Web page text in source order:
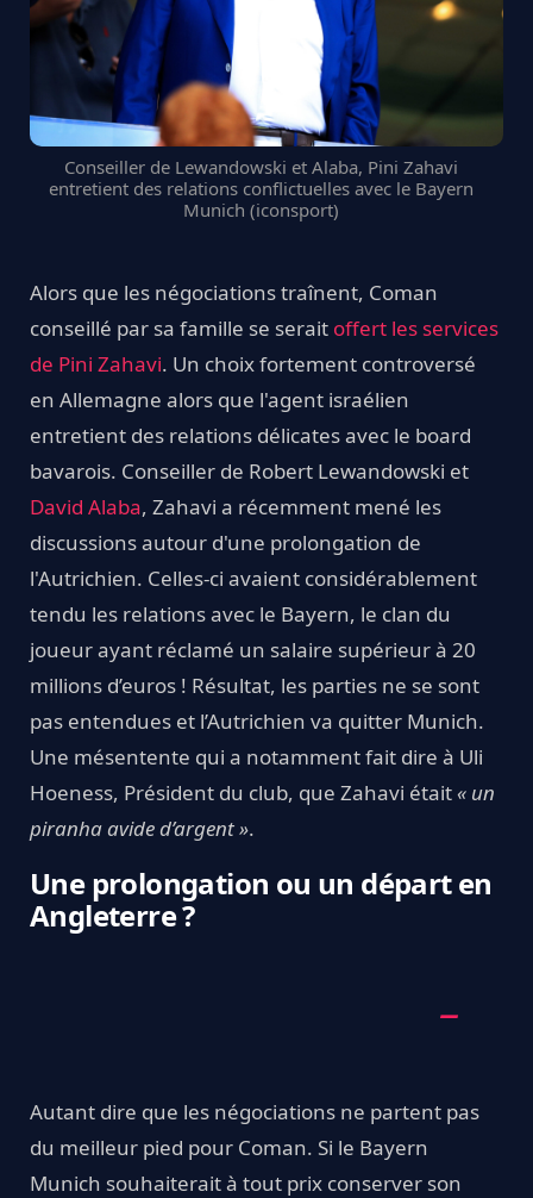
Conseiller de Lewandowski et Alaba, Pini Zahavi
entretient des relations conflictuelles avec le Bayern
Munich (iconsport)
Alors que les négociations traînent, Coman
conseillé par sa famille se serait offert les services
de Pini Zahavi. Un choix fortement controversé
en Allemagne alors que l'agent israélien
entretient des relations délicates avec le board
bavarois. Conseiller de Robert Lewandowski et
David Alaba, Zahavi a récemment mené les
discussions autour d'une prolongation de
l'Autrichien. Celles-ci avaient considérablement
tendu les relations avec le Bayern, le clan du
joueur ayant réclamé un salaire supérieur à 20
millions d’euros ! Résultat, les parties ne se sont
pas entendues et l’Autrichien va quitter Munich.
Une mésentente qui a notamment fait dire à Uli
Hoeness, Président du club, que Zahavi était« un
piranha avide d’argent ».
Une prolongation ou un départ en
Angleterre ?
Autant dire que les négociations ne partent pas
du meilleur pied pour Coman. Si le Bayern
Munich souhaiterait à tout prix conserver son